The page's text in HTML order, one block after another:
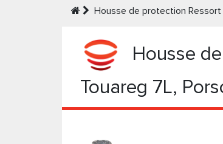
Housse de protection Ressort
Housse
Touareg 7L,